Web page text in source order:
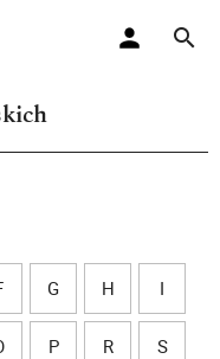
G H I
P R S